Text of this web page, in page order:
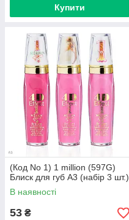
Купити
(Код No 1) 1 million (597G)
Блиск для губ A3 (набір 3 шт.)
В наявності
53 ₴